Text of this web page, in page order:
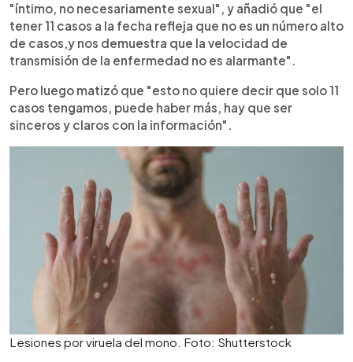
"íntimo, no necesariamente sexual", y añadió que "el
tener 11 casos a la fecha refleja que no es un número alto
de casos,y nos demuestra que la velocidad de
transmisión de la enfermedad no es alarmante".
Pero luego matizó que "esto no quiere decir que solo 11
casos tengamos, puede haber más, hay que ser
sinceros y claros con la información".
Lesiones por viruela del mono. Foto: Shutterstock